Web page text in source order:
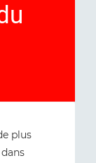
plus